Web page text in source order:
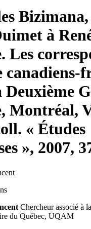
Bizimana,
à
Les
canadiens-
Montréal,
« Études
», 2007,
Chercheur associé à
du Québec, UQAM